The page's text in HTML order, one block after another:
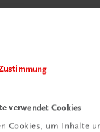
verwendet Cookies
Cookies, um Inhalte